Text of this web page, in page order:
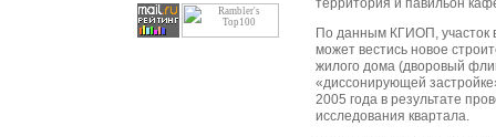
территория и павильон
По данным КГИОП, участок
может вестись новое
жилого дома (дворовый
«диссонирующей
2005 года в результате
исследования квартала.